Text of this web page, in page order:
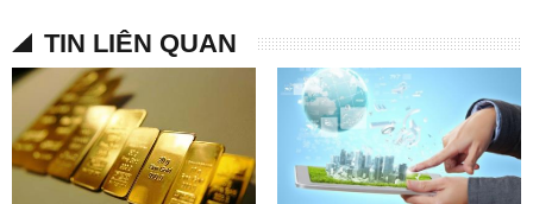
TIN LIÊN QUAN